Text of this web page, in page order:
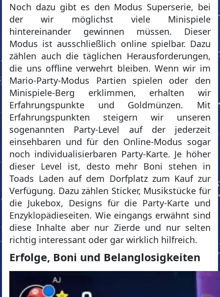
Noch dazu gibt es den Modus Superserie, bei
der wir möglichst viele Minispiele
hintereinander gewinnen müssen. Dieser
Modus ist ausschließlich online spielbar. Dazu
zählen auch die täglichen Herausforderungen,
die uns offline verwehrt bleiben. Wenn wir im
Mario-Party-Modus Partien spielen oder den
Minispiele-Berg erklimmen, erhalten wir
Erfahrungspunkte und Goldmünzen. Mit
Erfahrungspunkten steigern wir unseren
sogenannten Party-Level auf der jederzeit
einsehbaren und für den Online-Modus sogar
noch individualisierbaren Party-Karte. Je höher
dieser Level ist, desto mehr Boni stehen in
Toads Laden auf dem Dorfplatz zum Kauf zur
Verfügung. Dazu zählen Sticker, Musikstücke für
die Jukebox, Designs für die Party-Karte und
Enzyklopädieseiten. Wie eingangs erwähnt sind
diese Inhalte aber nur Zierde und nur selten
richtig interessant oder gar wirklich hilfreich.
Erfolge, Boni und Belanglosigkeiten